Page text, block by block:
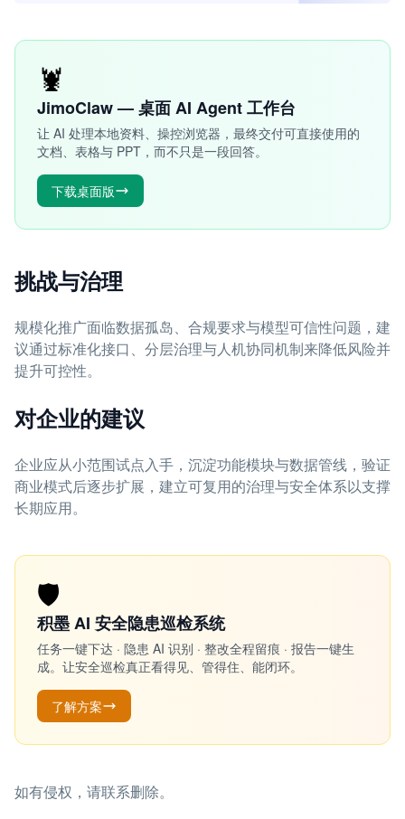
🦞
JimoClaw — 桌面 AI Agent 工作台
让 AI 处理本地资料、操控浏览器，最终交付可直接使用的
文档、表格与 PPT，而不只是一段回答。
下载桌面版
挑战与治理
规模化推广面临数据孤岛、合规要求与模型可信性问题，建
议通过标准化接口、分层治理与人机协同机制来降低风险并
提升可控性。
对企业的建议
企业应从小范围试点入手，沉淀功能模块与数据管线，验证
商业模式后逐步扩展，建立可复用的治理与安全体系以支撑
长期应用。
🛡️
积墨 AI 安全隐患巡检系统
任务一键下达 · 隐患 AI 识别 · 整改全程留痕 · 报告一键生
成。让安全巡检真正看得见、管得住、能闭环。
了解方案
如有侵权，请联系删除。